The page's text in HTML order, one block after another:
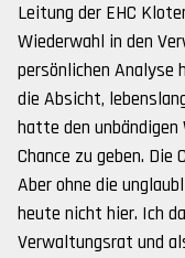
Leitung der EHC
Wiederwahl in den
persönlichen
die Absicht,
hatte den
Chance zu geben. Die
Aber ohne die
heute nicht hier. Ich
Verwaltungsrat und